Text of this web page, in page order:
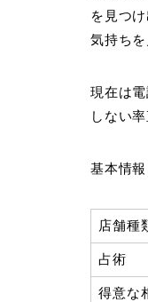
を見つ
気持ちを
現在は
しない
基本情報
店舗種
占術
得意な